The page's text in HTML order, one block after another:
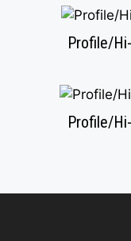
Profile/
Profile/